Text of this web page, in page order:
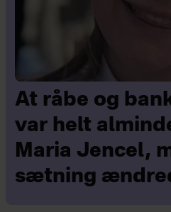
At råbe og
var helt
Maria Jencel,
sætning